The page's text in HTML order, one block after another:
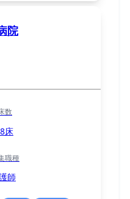
院
数
床
職種
師